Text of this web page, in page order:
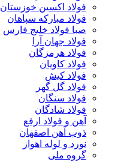
فولاد اکسین خوزستان
فولاد مبارکه سپاهان
صبا فولاد خلیج فارس
فولاد جهان آرا
فولاد هرمزگان
فولاد کاویان
فولاد کیش
فولاد گل گهر
فولاد سنگان
فولاد شادگان
آهن و فولاد ارفع
ذوب آهن اصفهان
نورد و لوله اهواز
گروه ملی